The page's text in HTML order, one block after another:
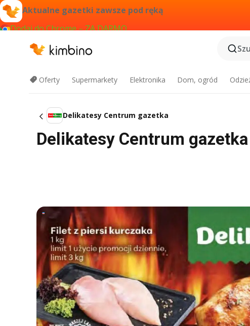
Aktualne gazetki zawsze pod ręką
Dodaj do Chrome – ZA DARMO
Oferty Supermarkety Elektronika Dom, ogród
Delikatesy Centrum gazetka
Delikatesy Centrum